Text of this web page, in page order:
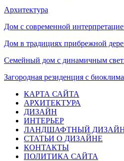
Архитектура
Дом с современной
Дом в традициях прибрежной
Семейный дом с динамичным
Загородная резиденция с
КАРТА САЙТА
АРХИТЕКТУРА
ДИЗАЙН
ИНТЕРЬЕР
ЛАНДШАФТНЫЙ
СТАТЬИ О ДИЗАЙНЕ
КОНТАКТЫ
ПОЛИТИКА САЙТА